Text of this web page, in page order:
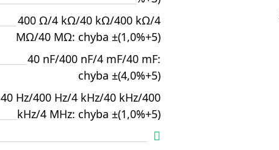
400 Ω/4 kΩ/40 kΩ/400 kΩ/4
MΩ/40 MΩ: chyba ±(1,0%+5)
40 nF/400 nF/4 mF/40 mF:
chyba ±(4,0%+5)
40 Hz/400 Hz/4 kHz/40 kHz/400
kHz/4 MHz: chyba ±(1,0%+5)